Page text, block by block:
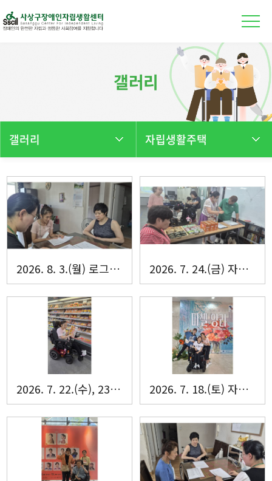
갤러리
갤러리 자립생활주택
2026. 8. 3.(월) 로그인·해내리 입주자 회의 2026. 7. 24.(금) 자립생활주택 성교육
2026. 7. 22.(수), 23.(목) 해내리·로그인홈 요리실습 2026. 7. 18.(토) 자립생활주택 로그인·해내리홈 문화체험